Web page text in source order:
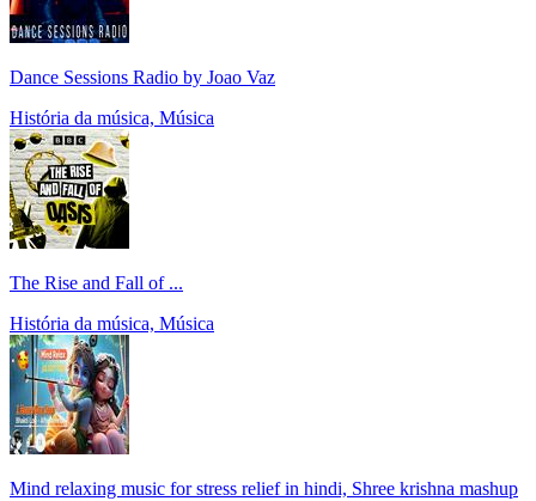
Dance Sessions Radio by Joao Vaz
História da música, Música
The Rise and Fall of ...
História da música, Música
Mind relaxing music for stress relief in hindi, Shree krishna mashup